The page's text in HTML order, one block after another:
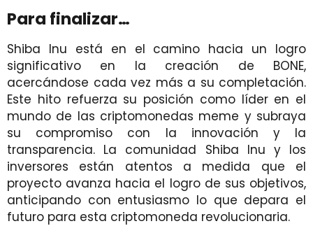
Para finalizar…
Shiba Inu está en el camino hacia un logro
significativo en la creación de BONE,
acercándose cada vez más a su completación.
Este hito refuerza su posición como líder en el
mundo de las criptomonedas meme y subraya
su compromiso con la innovación y la
transparencia. La comunidad Shiba Inu y los
inversores están atentos a medida que el
proyecto avanza hacia el logro de sus objetivos,
anticipando con entusiasmo lo que depara el
futuro para esta criptomoneda revolucionaria.